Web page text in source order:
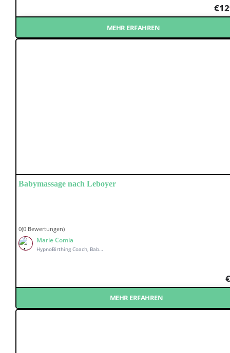
€
MEHR ERFAHREN
Baby­mas­sa­ge nach Leboyer
0(0 Bewertungen)
Marie Comia
HypnoBirthing Coach, Babymassage Kursleiterin, Wochenbett Coach & holistischer Babycoach
MEHR ERFAHREN